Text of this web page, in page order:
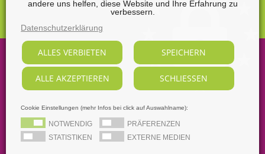
andere uns helfen, diese Website und Ihre Erfahrung zu
verbessern.
Datenschutzerklärung
ALLES VERBIETEN SPEICHERN
ALLE AKZEPTIEREN SCHLIESSEN
Cookie Einstellungen (mehr Infos bei click auf Auswahlname):
NOTWENDIG
PRÄFERENZEN
STATISTIKEN
EXTERNE MEDIEN
Widerrufsformular
2026Sabine Nendel Mediengestalterin.
Alle Rechte vorbehalten, soweit nicht ausdrücklich anders
gekennzeichnet.
AGB Datenschutz
Dezidierter Bildnachweis
Impressum